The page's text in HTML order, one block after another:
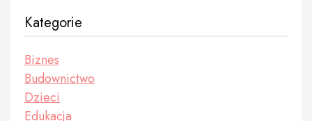
Kategorie
Biznes
Budownictwo
Dzieci
Edukacja